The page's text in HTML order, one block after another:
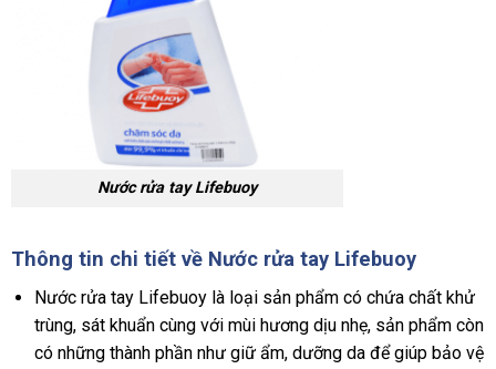
Nước rửa tay Lifebuoy
Thông tin chi tiết về Nước rửa tay Lifebuoy
Nước rửa tay Lifebuoy là loại sản phẩm có chứa chất khử
trùng, sát khuẩn cùng với mùi hương dịu nhẹ, sản phẩm còn
có những thành phần như giữ ẩm, dưỡng da để giúp bảo vệ